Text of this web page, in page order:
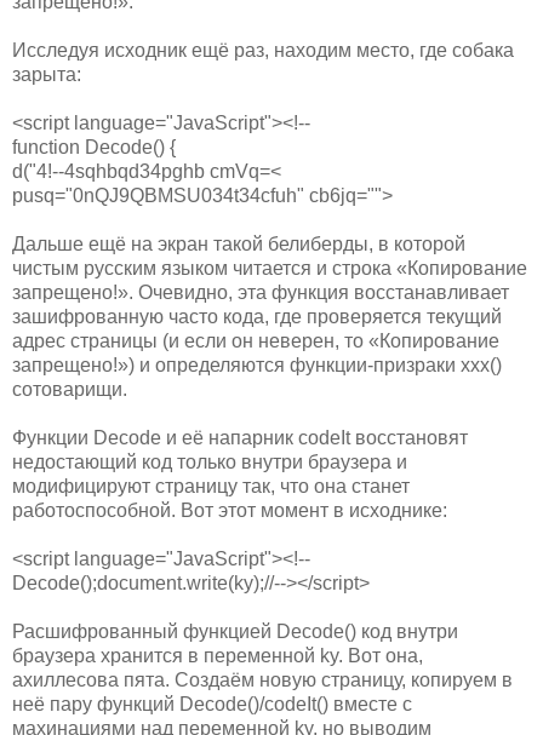
Исследуя исходник ещё раз, находим место, где собака
зарыта:
<script language="JavaScript"><!--
function Decode() {
d("4!--4sqhbqd34pghb cmVq=<
pusq="0nQJ9QBMSU034t34cfuh" cb6jq="">
Дальше ещё на экран такой белиберды, в которой
чистым русским языком читается и строка «Копирование
запрещено!». Очевидно, эта функция восстанавливает
зашифрованную часто кода, где проверяется текущий
адрес страницы (и если он неверен, то «Копирование
запрещено!») и определяются функции-призраки xxx()
сотоварищи.
Функции Decode и её напарник codeIt восстановят
недостающий код только внутри браузера и
модифицируют страницу так, что она станет
работоспособной. Вот этот момент в исходнике:
<script language="JavaScript"><!--
Decode();document.write(ky);//--></script>
Расшифрованный функцией Decode() код внутри
браузера хранится в переменной ky. Вот она,
ахиллесова пята. Создаём новую страницу, копируем в
неё пару функций Decode()/codeIt() вместе с
махинациями над переменной ky, но выводим